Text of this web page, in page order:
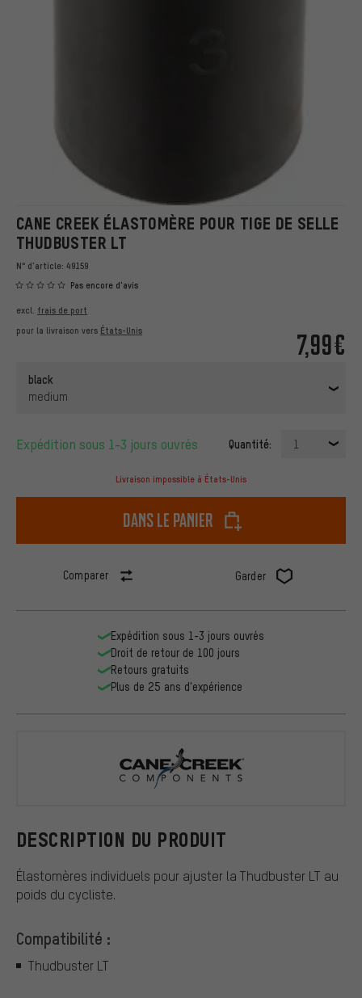
CANE CREEK ÉLASTOMÈRE POUR TIGE DE SELLE
THUDBUSTER LT
N° d'article: 49159
Pas encore d'avis
7,99€
excl. frais de port
pour la livraison vers États-Unis
black
medium
Expédition sous 1-3 jours ouvrés Quantité: 1
Livraison impossible à États-Unis
dans le panier
Comparer Garder
DESCRIPTION DU PRODUIT
Élastomères individuels pour ajuster la Thudbuster LT au
poids du cycliste.
Compatibilité :
Thudbuster LT
Expédition sous 1-3 jours ouvrés
Droit de retour de 100 jours
Retours gratuits
Plus de 25 ans d'expérience